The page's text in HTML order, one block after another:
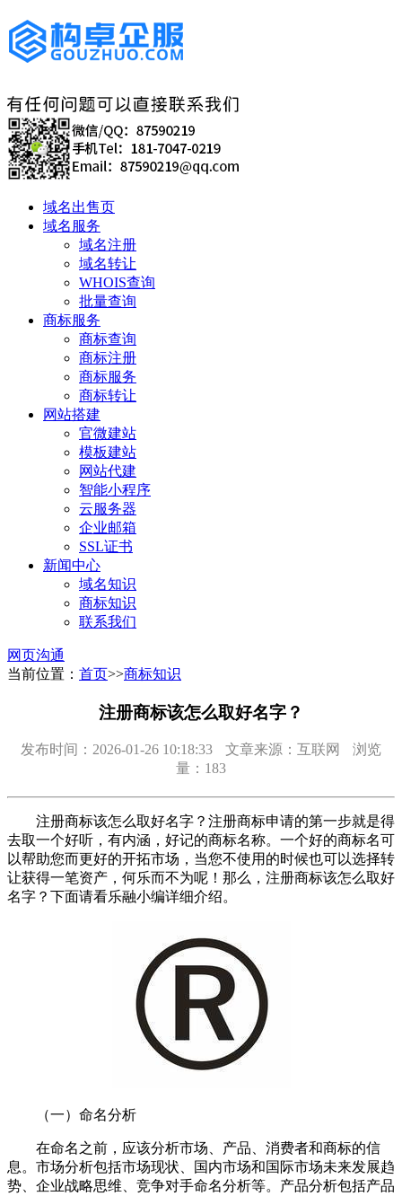
域名出售页
域名服务
域名注册
域名转让
WHOIS查询
批量查询
商标服务
商标查询
商标注册
商标服务
商标转让
网站搭建
官微建站
模板建站
网站代建
智能小程序
云服务器
企业邮箱
SSL证书
新闻中心
域名知识
商标知识
联系我们
网页沟通
当前位置： 首页>>商标知识
注册商标该怎么取好名字？
发布时间：2026-01-26 10:18:33 文章来源：互联网
浏览
量：183
注册商标该怎么取好名字？注册商标申请的第一步就是得
去取一个好听，有内涵，好记的商标名称。一个好的商标名可
以帮助您而更好的开拓市场，当您不使用的时候也可以选择转
让获得一笔资产，何乐而不为呢！那么，注册商标该怎么取好
名字？下面请看乐融小编详细介绍。
（一）命名分析
在命名之前，应该分析市场、产品、消费者和商标的信
息。市场分析包括市场现状、国内市场和国际市场未来发展趋
势、企业战略思维、竞争对手命名分析等。产品分析包括产品